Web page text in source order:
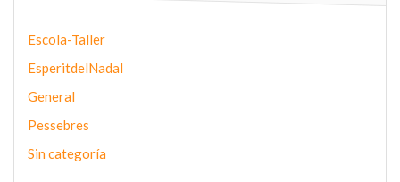
Escola-Taller
EsperitdelNadal
General
Pessebres
Sin categoría